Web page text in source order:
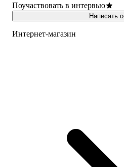
Поучаствовать в интервью
Написать
Интернет-магазин